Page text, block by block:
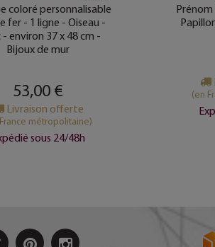
coloré personnalisable
fer - 1 ligne - Oiseau -
- environ 37 x 48 cm -
Bijoux de mur
53,00 €
Livraison offerte
métropolitaine)
sous 24/48h
(en